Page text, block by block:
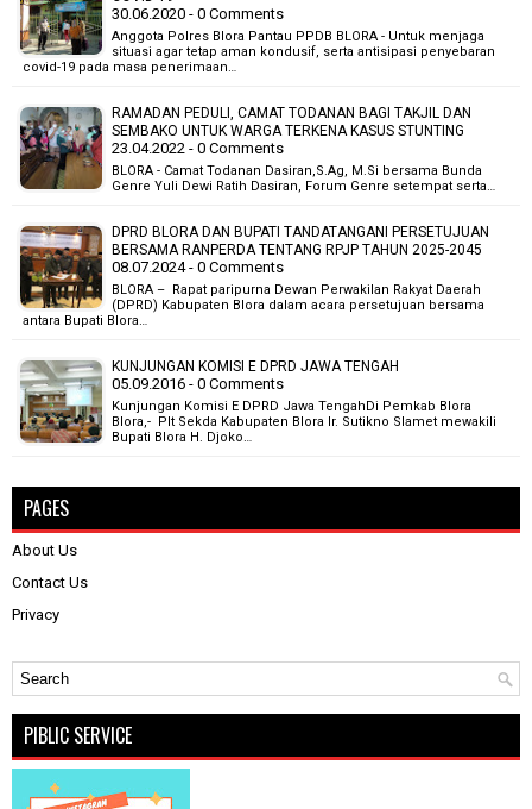
30.06.2020 - 0 Comments
Anggota Polres Blora Pantau PPDB BLORA - Untuk menjaga
situasi agar tetap aman kondusif, serta antisipasi penyebaran
covid-19 pada masa penerimaan…
RAMADAN PEDULI, CAMAT TODANAN BAGI TAKJIL DAN
SEMBAKO UNTUK WARGA TERKENA KASUS STUNTING
23.04.2022 - 0 Comments
BLORA - Camat Todanan Dasiran,S.Ag, M.Si bersama Bunda
Genre Yuli Dewi Ratih Dasiran, Forum Genre setempat serta…
DPRD BLORA DAN BUPATI TANDATANGANI PERSETUJUAN
BERSAMA RANPERDA TENTANG RPJP TAHUN 2025-2045
08.07.2024 - 0 Comments
BLORA – Rapat paripurna Dewan Perwakilan Rakyat Daerah
(DPRD) Kabupaten Blora dalam acara persetujuan bersama
antara Bupati Blora…
KUNJUNGAN KOMISI E DPRD JAWA TENGAH
05.09.2016 - 0 Comments
Kunjungan Komisi E DPRD Jawa TengahDi Pemkab Blora
Blora,- Plt Sekda Kabupaten Blora Ir. Sutikno Slamet mewakili
Bupati Blora H. Djoko…
PAGES
About Us
Contact Us
Privacy
PIBLIC SERVICE